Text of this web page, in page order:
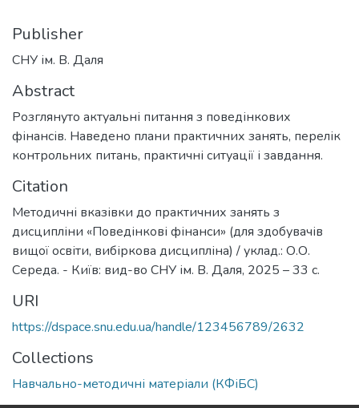
Publisher
СНУ ім. В. Даля
Abstract
Розглянуто актуальні питання з поведінкових
фінансів. Наведено плани практичних занять, перелік
контрольних питань, практичні ситуації і завдання.
Citation
Методичні вказівки до практичних занять з
дисципліни «Поведінкові фінанси» (для здобувачів
вищої освіти, вибіркова дисципліна) / уклад.: О.О.
Середа. - Київ: вид-во СНУ ім. В. Даля, 2025 – 33 с.
URI
https://dspace.snu.edu.ua/handle/123456789/2632
Collections
Навчально-методичні матеріали (КФіБС)